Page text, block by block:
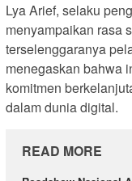
Lya Arief, selaku
menyampaikan rasa
terselenggaranya
menegaskan bahwa
komitmen
dalam dunia digital.
READ MORE